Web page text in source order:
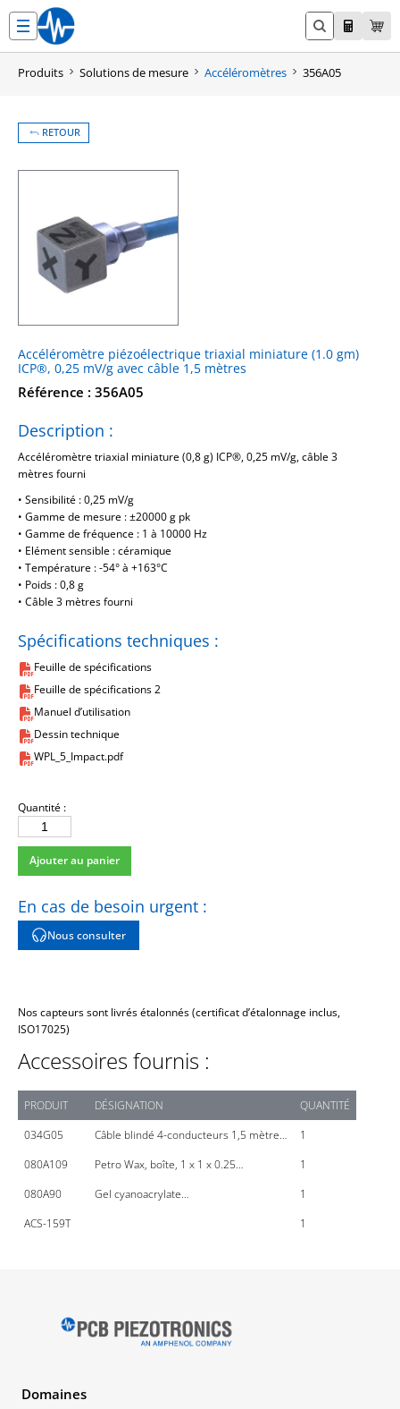
contenu
Produits Solutions de mesure Accéléromètres 356A05
RETOUR
Accéléromètre piézoélectrique triaxial miniature (1.0 gm)
ICP®, 0,25 mV/g avec câble 1,5 mètres
Référence : 356A05
Spécifications techniques :
Feuille de spécifications
Feuille de spécifications 2
Manuel d’utilisation
Dessin technique
WPL_5_Impact.pdf
Description :
Accéléromètre triaxial miniature (0,8 g) ICP®, 0,25 mV/g, câble 3
mètres fourni
• Sensibilité : 0,25 mV/g
• Gamme de mesure : ±20000 g pk
• Gamme de fréquence : 1 à 10000 Hz
• Elément sensible : céramique
• Température : -54° à +163°C
• Poids : 0,8 g
• Câble 3 mètres fourni
Quantité :
quantité
de
356A05
Ajouter au panier
En cas de besoin urgent :
Nous consulter
Nos capteurs sont livrés étalonnés (certificat d’étalonnage inclus,
ISO17025)
Accessoires fournis :
PRODUIT DÉSIGNATION
QUANTITÉ
034G05
Câble blindé 4-conducteurs 1,5 mètre…
1
080A109
Petro Wax, boîte, 1 x 1 x 0.25…
1
080A90
Gel cyanoacrylate…
1
ACS-159T
1
Domaines